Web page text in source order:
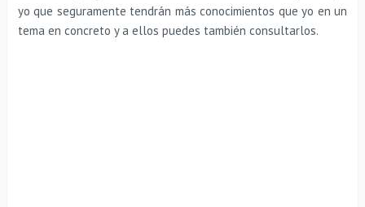
yo que seguramente tendrán más conocimientos que yo en un
tema en concreto y a ellos puedes también consultarlos.